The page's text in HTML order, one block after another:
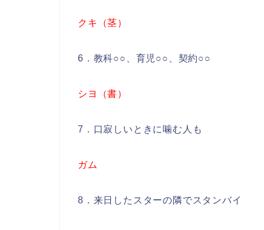
クキ（茎）
6．教科○○、育児○○、契約○○
シヨ（書）
7．口寂しいときに噛む人も
ガム
8．来日したスターの隣でスタンバイ